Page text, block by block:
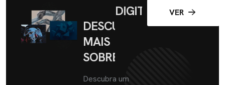
DESCUBRA
MAIS
SOBRE
DIGITAL
Descubra um
VER